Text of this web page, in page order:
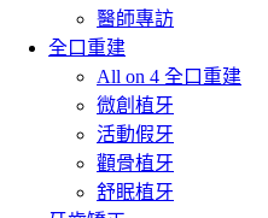
醫師專訪
全口重建
All on 4 全口重建
微創植牙
活動假牙
顴骨植牙
舒眠植牙